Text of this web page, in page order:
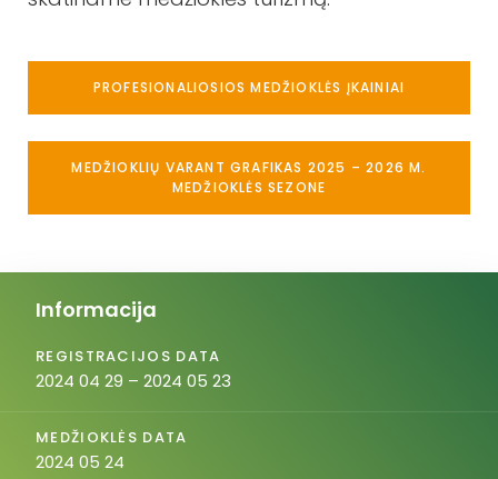
PROFESIONALIOSIOS MEDŽIOKLĖS ĮKAINIAI
MEDŽIOKLIŲ VARANT GRAFIKAS 2025 – 2026 M.
MEDŽIOKLĖS SEZONE
Informacija
REGISTRACIJOS DATA
2024 04 29 – 2024 05 23
MEDŽIOKLĖS DATA
2024 05 24